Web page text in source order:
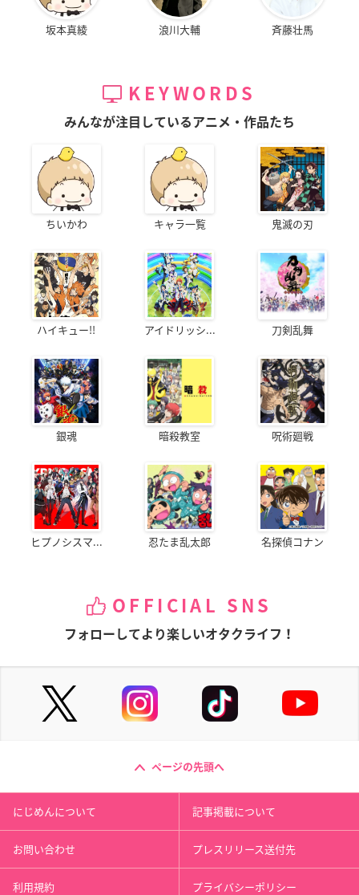
坂本真綾 浪川大輔 斉藤壮馬
KEYWORDS
みんなが注目しているアニメ・作品たち
ちいかわ キャラ一覧 鬼滅の刃
ハイキュー!! アイドリッシ... 刀剣乱舞
銀魂 暗殺教室 呪術廻戦
ヒプノシスマ... 忍たま乱太郎 名探偵コナン
OFFICIAL SNS
フォローしてより楽しいオタクライフ！
ページの先頭へ
にじめんについて 記事掲載について
お問い合わせ プレスリリース送付先
利用規約 プライバシーポリシー